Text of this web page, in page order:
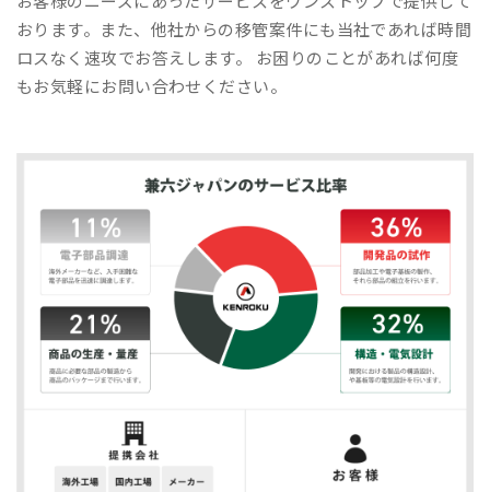
おります。また、他社からの移管案件にも当社であれば時間
ロスなく速攻でお答えします。 お困りのことがあれば何度
もお気軽にお問い合わせください。